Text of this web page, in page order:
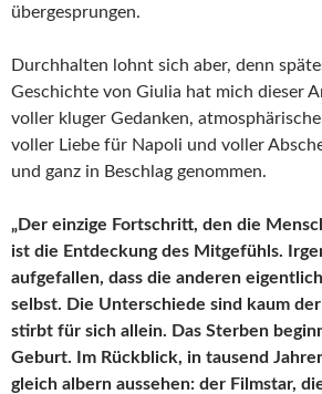
übergesprungen.
Durchhalten lohnt sich aber, denn
Geschichte von Giulia hat mich dieser
voller kluger Gedanken,
voller Liebe für Napoli und voller
und ganz in Beschlag genommen.
„Der einzige Fortschritt, den die
ist die Entdeckung des Mitgefühls.
aufgefallen, dass die anderen
selbst. Die Unterschiede sind kaum
stirbt für sich allein. Das Sterben
Geburt. Im Rückblick, in tausend
gleich albern aussehen: der Filmstar,